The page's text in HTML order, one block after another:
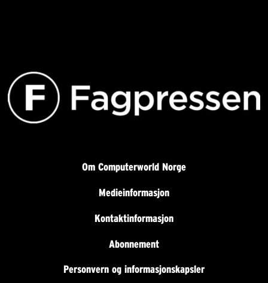
Om Computerworld Norge
Medieinformasjon
Kontaktinformasjon
Abonnement
Personvern og informasjonskapsler